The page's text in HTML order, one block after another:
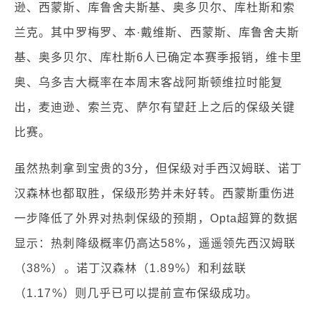
逊、西蒙斯、库鲁舍夫斯基、奥多贝尔、库杜斯和索
兰克。其中罗梅罗、本·戴维斯、西蒙斯、库鲁舍夫斯
基、奥多贝尔、库杜斯6人已确定本赛季报销，维卡里
奥、乌多吉大概率在本周末客战阿斯顿维拉时能复
出，麦迪逊、索兰克、萨尔有望赶上之后的保级关键
比赛。
虽然热刺拿到宝贵的3分，但保级对手西汉姆联、诺丁
汉森林也都取胜，保级形势并未好转。西蒙斯重伤进
一步降低了外界对热刺保级的预期，Opta超算的数据
显示：热刺降级概率仍高达58%，遥遥领先西汉姆联
（38%）。诺丁汉森林（1.89%）和利兹联
（1.17%）则几乎已可以提前宣布保级成功。